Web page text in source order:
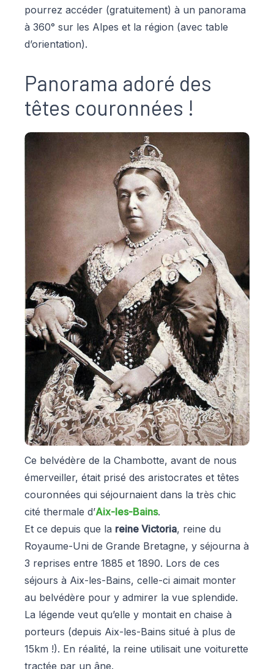
pourrez accéder (gratuitement) à un panorama
à 360° sur les Alpes et la région (avec table
d’orientation).
Panorama adoré des
têtes couronnées !
Ce belvédère de la Chambotte, avant de nous
émerveiller, était prisé des aristocrates et têtes
couronnées qui séjournaient dans la très chic
cité thermale d’Aix-les-Bains.
Et ce depuis que la reine Victoria, reine du
Royaume-Uni de Grande Bretagne, y séjourna à
3 reprises entre 1885 et 1890. Lors de ces
séjours à Aix-les-Bains, celle-ci aimait monter
au belvédère pour y admirer la vue splendide.
La légende veut qu’elle y montait en chaise à
porteurs (depuis Aix-les-Bains situé à plus de
15km !). En réalité, la reine utilisait une voiturette
tractée par un âne.